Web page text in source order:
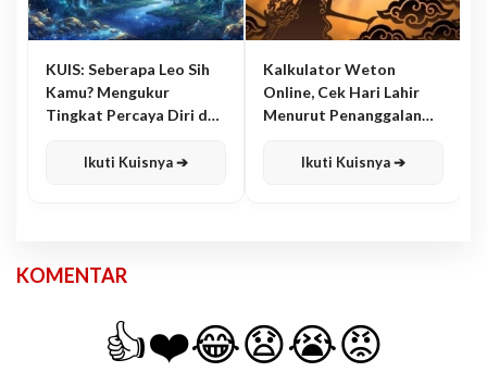
KUIS: Seberapa Leo Sih
Kamu? Mengukur
Tingkat Percaya Diri dan
Ikuti Kuisnya ➔
Kalkulator Weton
Online, Cek Hari Lahir
Menurut Penanggalan
Ikuti Kuisnya ➔
KOMENTAR
👍❤️😂😧😭😡